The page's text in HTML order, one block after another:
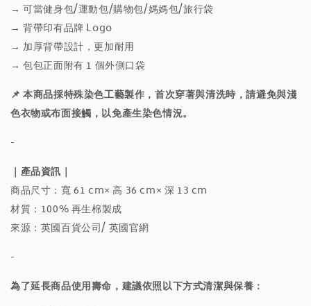
→可當健身包/運動包/購物包/媽媽包/旅行袋
→ 背帶印有品牌 Logo
→ 加厚背帶設計，更加耐用
→ 包包正面附有 1 個外側口袋
📌 本商品採特殊染色工藝製作，首次穿著與清洗時，請避免與淺
色衣物或布面接觸，以免產生染色情況。
-
｜產品資訊｜
商品尺寸：寬 61 cm× 高 36 cm× 深 13 cm
材質：100% 再生棉製成
來源：英國百貨公司/ 英國官網
-
為了延長商品使用壽命，建議依照以下方式清潔與保養：